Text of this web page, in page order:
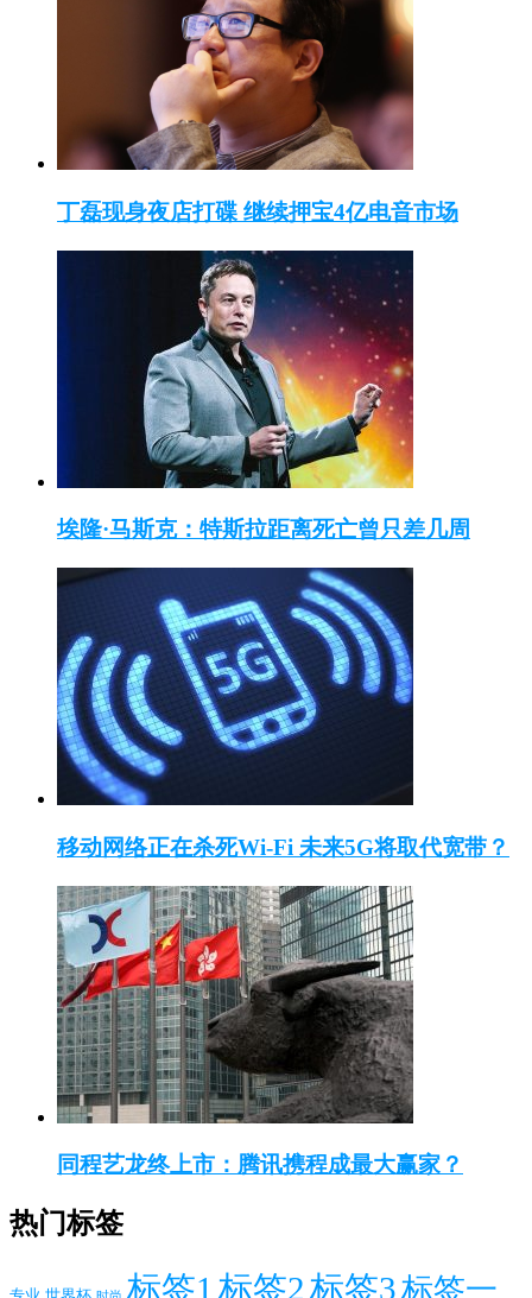
丁磊现身夜店打碟 继续押宝4亿电音市场
埃隆·马斯克：特斯拉距离死亡曾只差几周
移动网络正在杀死Wi-Fi 未来5G将取代宽带？
同程艺龙终上市：腾讯携程成最大赢家？
热门标签
标签1 标签2标签3标签一